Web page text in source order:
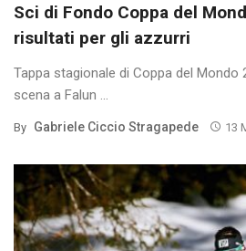
Sci di Fondo Coppa del
risultati per gli azzurri
Tappa stagionale di Coppa del Mondo
scena a Falun ...
By Gabriele Ciccio Stragapede 13